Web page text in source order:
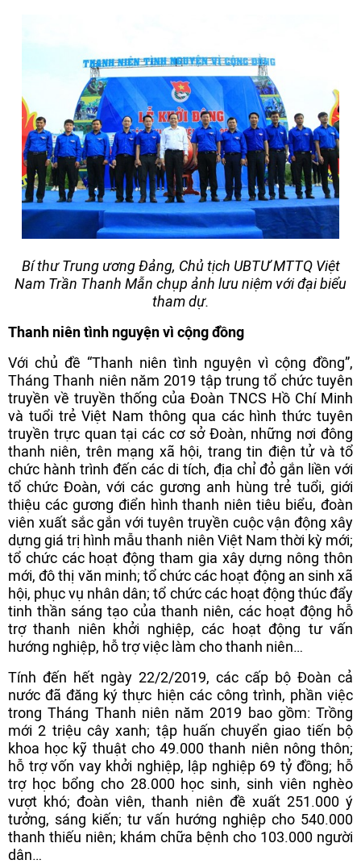
Bí thư Trung ương Đảng, Chủ tịch UBTƯ MTTQ Việt
Nam Trần Thanh Mẫn chụp ảnh lưu niệm với đại biểu
tham dự.
Thanh niên tình nguyện vì cộng đồng
Với chủ đề “Thanh niên tình nguyện vì cộng đồng”,
Tháng Thanh niên năm 2019 tập trung tổ chức tuyên
truyền về truyền thống của Đoàn TNCS Hồ Chí Minh
và tuổi trẻ Việt Nam thông qua các hình thức tuyên
truyền trực quan tại các cơ sở Đoàn, những nơi đông
thanh niên, trên mạng xã hội, trang tin điện tử và tổ
chức hành trình đến các di tích, địa chỉ đỏ gắn liền với
tổ chức Đoàn, với các gương anh hùng trẻ tuổi, giới
thiệu các gương điển hình thanh niên tiêu biểu, đoàn
viên xuất sắc gắn với tuyên truyền cuộc vận động xây
dựng giá trị hình mẫu thanh niên Việt Nam thời kỳ mới;
tổ chức các hoạt động tham gia xây dựng nông thôn
mới, đô thị văn minh; tổ chức các hoạt động an sinh xã
hội, phục vụ nhân dân; tổ chức các hoạt động thúc đẩy
tinh thần sáng tạo của thanh niên, các hoạt động hỗ
trợ thanh niên khởi nghiệp, các hoạt động tư vấn
hướng nghiệp, hỗ trợ việc làm cho thanh niên…
Tính đến hết ngày 22/2/2019, các cấp bộ Đoàn cả
nước đã đăng ký thực hiện các công trình, phần việc
trong Tháng Thanh niên năm 2019 bao gồm: Trồng
mới 2 triệu cây xanh; tập huấn chuyển giao tiến bộ
khoa học kỹ thuật cho 49.000 thanh niên nông thôn;
hỗ trợ vốn vay khởi nghiệp, lập nghiệp 69 tỷ đồng; hỗ
trợ học bổng cho 28.000 học sinh, sinh viên nghèo
vượt khó; đoàn viên, thanh niên đề xuất 251.000 ý
tưởng, sáng kiến; tư vấn hướng nghiệp cho 540.000
thanh thiếu niên; khám chữa bệnh cho 103.000 người
dân…